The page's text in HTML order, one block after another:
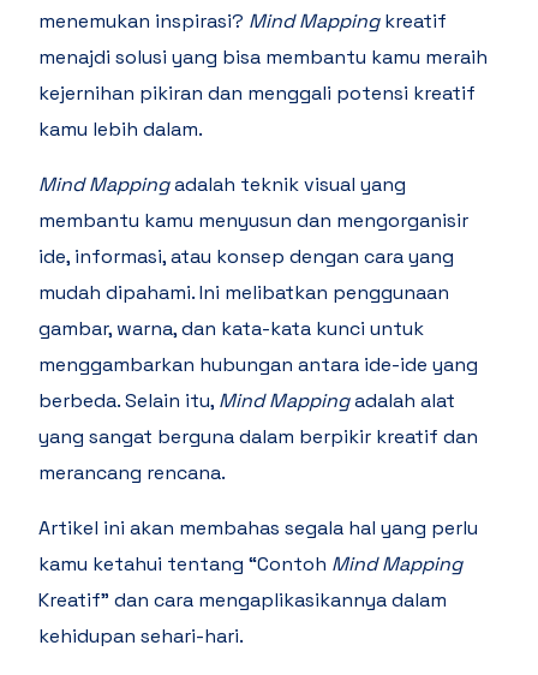
menemukan inspirasi? Mind Mappingkreatif
menajdi solusi yang bisa membantu kamu meraih
kejernihan pikiran dan menggali potensi kreatif
kamu lebih dalam.
Mind Mappingadalah teknik visual yang
membantu kamu menyusun dan mengorganisir
ide, informasi, atau konsep dengan cara yang
mudah dipahami. Ini melibatkan penggunaan
gambar, warna, dan kata-kata kunci untuk
menggambarkan hubungan antara ide-ide yang
berbeda. Selain itu, Mind Mappingadalah alat
yang sangat berguna dalam berpikir kreatif dan
merancang rencana.
Artikel ini akan membahas segala hal yang perlu
kamu ketahui tentang “Contoh Mind Mapping
Kreatif” dan cara mengaplikasikannya dalam
kehidupan sehari-hari.